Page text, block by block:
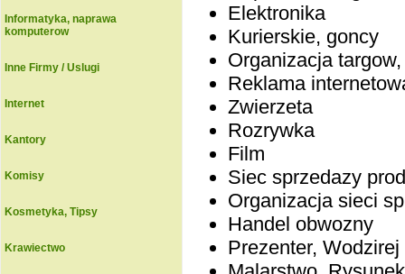
Informatyka, naprawa
komputerow
Inne Firmy / Uslugi
Internet
Kantory
Komisy
Kosmetyka, Tipsy
Krawiectwo
Elektronika
Kurierskie, goncy
Organizacja
Reklama
Zwierzeta
Rozrywka
Film
Siec sprzedazy
Organizacja sieci
Handel obwozny
Prezenter, Wodzirej